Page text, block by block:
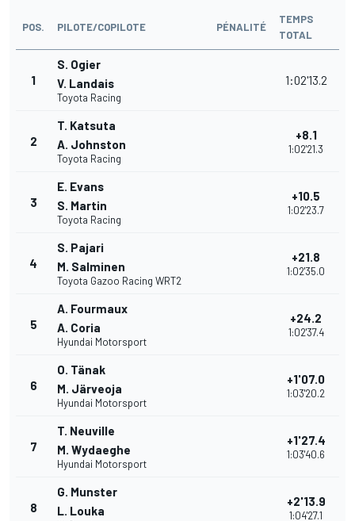
POS. PILOTE/COPILOTE PÉNALITÉ
TEMPS
TOTAL
1
S. Ogier
V. Landais
Toyota Racing
1:02'13.2
2
T. Katsuta
A. Johnston
Toyota Racing
+8.1
1:02'21.3
3
E. Evans
S. Martin
Toyota Racing
+10.5
1:02'23.7
4
S. Pajari
M. Salminen
Toyota Gazoo Racing WRT2
+21.8
1:02'35.0
5
A. Fourmaux
A. Coria
Hyundai Motorsport
+24.2
1:02'37.4
6
O. Tänak
M. Järveoja
Hyundai Motorsport
+1'07.0
1:03'20.2
7
T. Neuville
M. Wydaeghe
Hyundai Motorsport
+1'27.4
1:03'40.6
8
G. Munster
L. Louka
+2'13.9
1:04'27.1